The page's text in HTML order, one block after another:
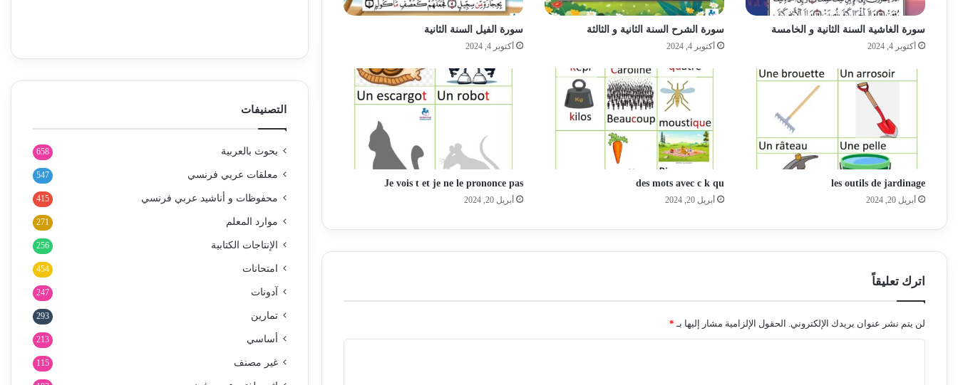
سورة الغاشية السنة الثانية و الخامسة
أكتوبر 4, 2024
سورة الشرح السنة الثانية و الثالثة
أكتوبر 4, 2024
سورة الفيل السنة الثانية
أكتوبر 4, 2024
les outils de jardinage
أبريل 20, 2024
des mots avec c k qu
أبريل 20, 2024
Je vois t et je ne le prononce pas
أبريل 20, 2024
اترك تعليقاً
لن يتم نشر عنوان بريدك الإلكتروني. الحقول الإلزامية مشار إليها بـ *
التصنيفات
بحوث بالعربية 658
معلقات عربي فرنسي 547
محفوظات و أناشيد عربي فرنسي 415
موارد المعلم 271
الإنتاجات الكتابية 256
امتحانات 454
آدونات 247
تمارين 293
أساسي 213
غير مصنف 115